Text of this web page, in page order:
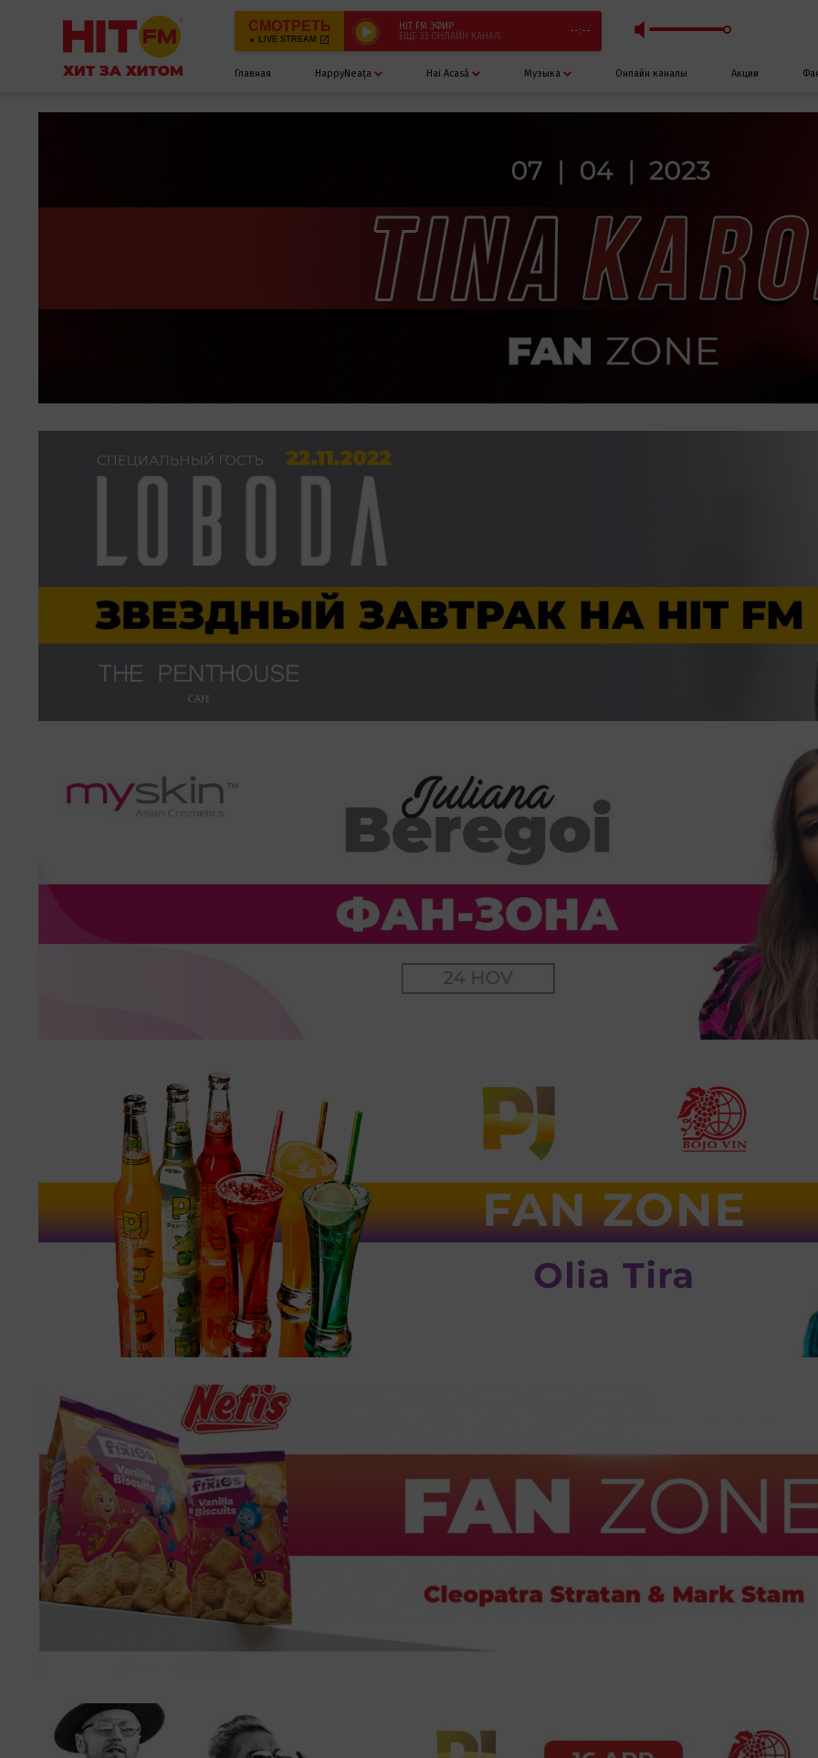
СМОТРЕТЬ
LIVE STREAM
HIT FM ЭФИР
ЕЩЁ 33 ОНЛАЙН КАНАЛ
--:--
Главная HappyNeața Hai Acasă Музыка Онлайн каналы Акции